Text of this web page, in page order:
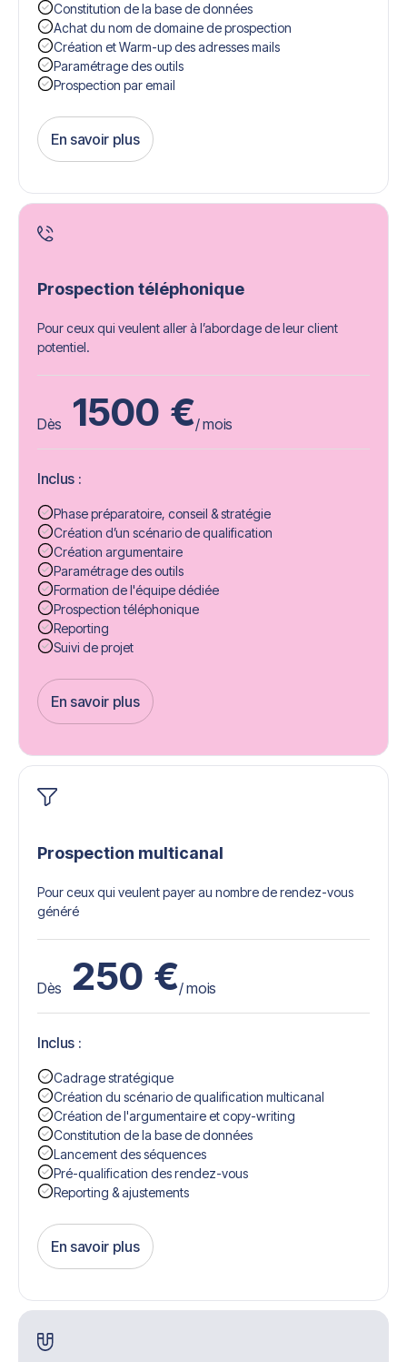
Constitution de la base de données
Achat du nom de domaine de prospection
Création et Warm-up des adresses mails
Paramétrage des outils
Prospection par email
En savoir plus
Get Started
Prospection téléphonique
Pour ceux qui veulent aller à l’abordage de leur client
potentiel.
Dès 1500 €/ mois
Inclus :
Phase préparatoire, conseil & stratégie
Création d’un scénario de qualification
Création argumentaire
Paramétrage des outils
Formation de l'équipe dédiée
Prospection téléphonique
Reporting
Suivi de projet
En savoir plus
Get Started
Prospection multicanal
Pour ceux qui veulent payer au nombre de rendez-vous
généré
Dès 250 €/ mois
Inclus :
Cadrage stratégique
Création du scénario de qualification multicanal
Création de l'argumentaire et copy-writing
Constitution de la base de données
Lancement des séquences
Pré-qualification des rendez-vous
Reporting & ajustements
En savoir plus
Get Started